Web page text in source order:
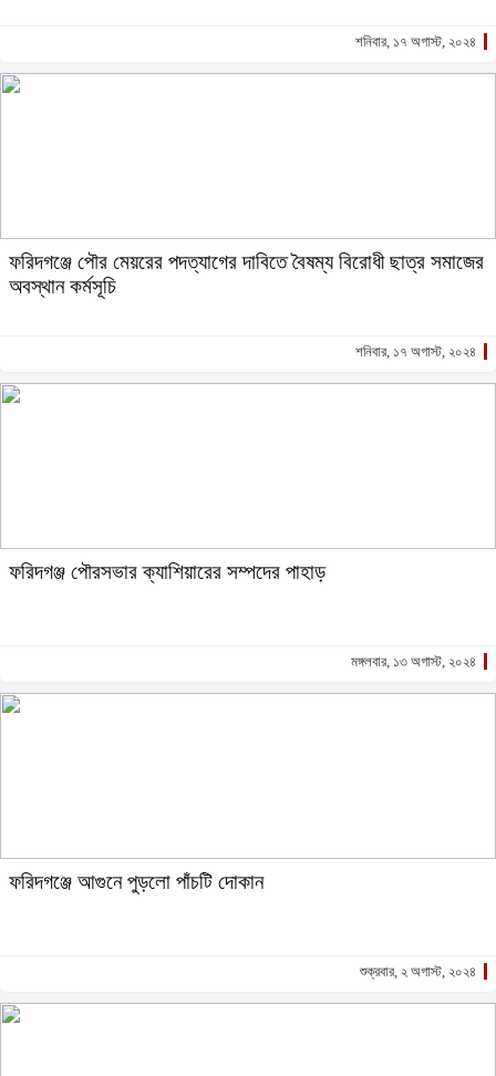
শনিবার, ১৭ অগাস্ট, ২০২৪
ফরিদগঞ্জে পৌর মেয়রের পদত্যাগের দাবিতে বৈষম্য বিরোধী ছাত্র সমাজের
অবস্থান কর্মসূচি
শনিবার, ১৭ অগাস্ট, ২০২৪
ফরিদগঞ্জ পৌরসভার ক্যাশিয়ারের সম্পদের পাহাড়
মঙ্গলবার, ১৩ অগাস্ট, ২০২৪
ফরিদগঞ্জে আগুনে পুড়লো পাঁচটি দোকান
শুক্রবার, ২ অগাস্ট, ২০২৪